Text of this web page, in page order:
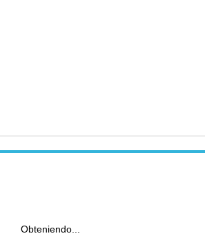
Obteniendo...